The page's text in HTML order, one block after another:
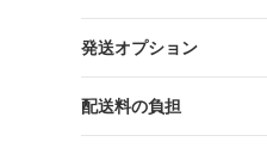
発送オプション
配送料の負担